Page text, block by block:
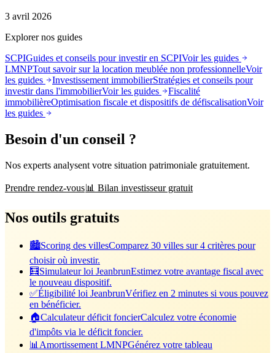
3 avril 2026
Explorer nos guides
SCPIGuides et conseils pour investir en SCPIVoir les guides
LMNPTout savoir sur la location meublée non professionnelleVoir
les guides
Investissement immobilierStratégies et conseils pour
investir dans l'immobilierVoir les guides
Fiscalité
immobilièreOptimisation fiscale et dispositifs de défiscalisationVoir
les guides
Besoin d'un conseil ?
Nos experts analysent votre situation patrimoniale gratuitement.
Prendre rendez-vous📊 Bilan investisseur gratuit
Nos outils gratuits
🏙️Scoring des villesComparez 30 villes sur 4 critères pour
choisir où investir.
🧮Simulateur loi JeanbrunEstimez votre avantage fiscal avec
le nouveau dispositif.
✅Éligibilité loi JeanbrunVérifiez en 2 minutes si vous pouvez
en bénéficier.
🏠Calculateur déficit foncierCalculez votre économie
d'impôts via le déficit foncier.
📊 Amortissement LMNPGénérez votre tableau